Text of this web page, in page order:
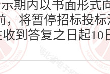
期内以书面形式
，将暂停招标投标
到答复之日起10